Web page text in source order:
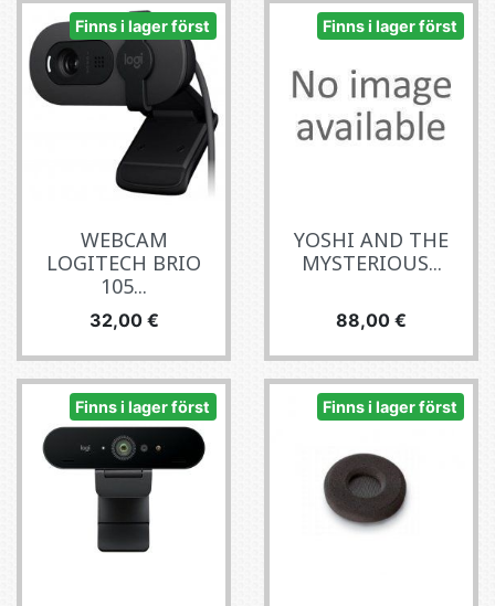
Finns i lager först
WEBCAM
LOGITECH BRIO
105...
Pris
32,00 €
Finns i lager först
YOSHI AND THE
MYSTERIOUS...
Pris
88,00 €
Finns i lager först Finns i lager först